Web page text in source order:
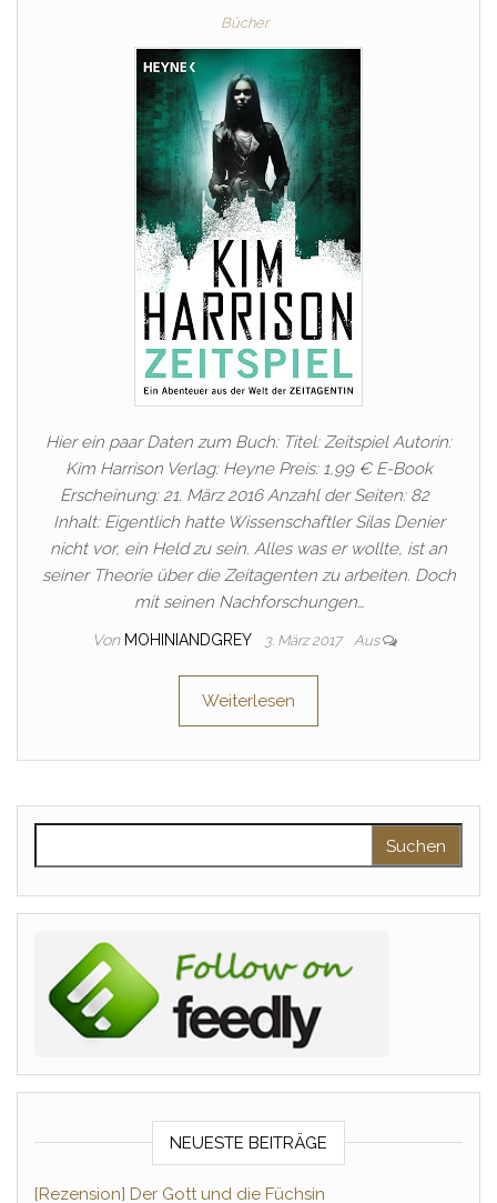
Bücher
Hier ein paar Daten zum Buch: Titel: Zeitspiel Autorin:
Kim Harrison Verlag: Heyne Preis: 1,99 € E-Book
Erscheinung: 21. März 2016 Anzahl der Seiten: 82
Inhalt: Eigentlich hatte Wissenschaftler Silas Denier
nicht vor, ein Held zu sein. Alles was er wollte, ist an
seiner Theorie über die Zeitagenten zu arbeiten. Doch
mit seinen Nachforschungen…
Von MOHINIANDGREY 3. März 2017 Aus
Weiterlesen
NEUESTE BEITRÄGE
[Rezension] Der Gott und die Füchsin